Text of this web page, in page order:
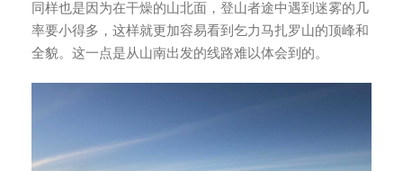
同样也是因为在干燥的山北面，登山者途中遇到迷雾的几
率要小得多，这样就更加容易看到乞力马扎罗山的顶峰和
全貌。这一点是从山南出发的线路难以体会到的。